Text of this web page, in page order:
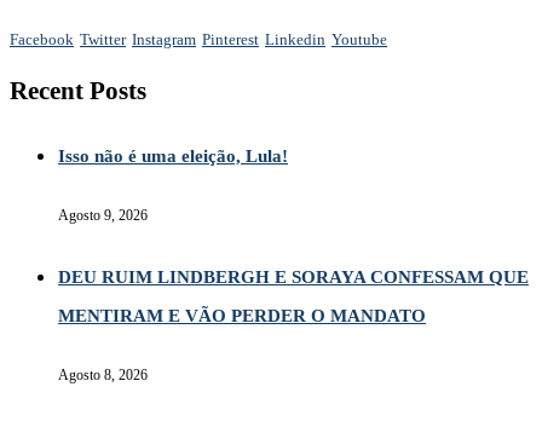
Facebook Twitter Instagram Pinterest Linkedin Youtube
Recent Posts
Isso não é uma eleição, Lula!
Agosto 9, 2026
DEU RUIM LINDBERGH E SORAYA CONFESSAM QUE
MENTIRAM E VÃO PERDER O MANDATO
Agosto 8, 2026